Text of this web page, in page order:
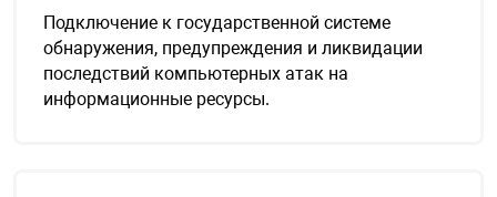
Подключение к государственной системе
обнаружения, предупреждения и ликвидации
последствий компьютерных атак на
информационные ресурсы.